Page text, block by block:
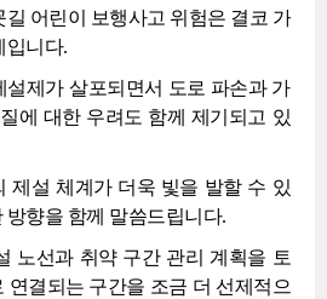
길 어린이 보행사고 위험은 결코 가
입니다.
설제가 살포되면서 도로 파손과 가
에 대한 우려도 함께 제기되고 있
제설 체계가 더욱 빛을 발할 수 있
방향을 함께 말씀드립니다.
노선과 취약 구간 관리 계획을 토
연결되는 구간을 조금 더 선제적으